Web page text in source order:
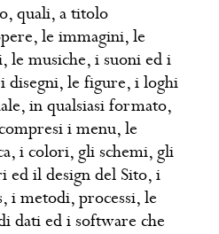
quali, a titolo
le immagini, le
le musiche, i suoni ed i
disegni, le figure, i loghi
in qualsiasi formato,
i menu, le
i colori, gli schemi, gli
ed il design del Sito, i
i metodi, processi, le
dati ed i software che